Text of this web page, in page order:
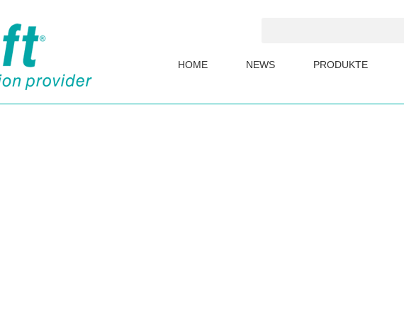
HOME NEWS PRODUKTE